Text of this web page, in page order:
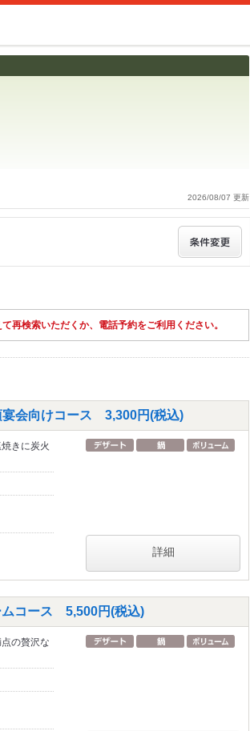
2026/08/07 更新
再検索いただくか、電話予約をご利用ください。
宴会向けコース 3,300円(税込)
きに炭火
詳細
ムコース 5,500円(税込)
の贅沢な